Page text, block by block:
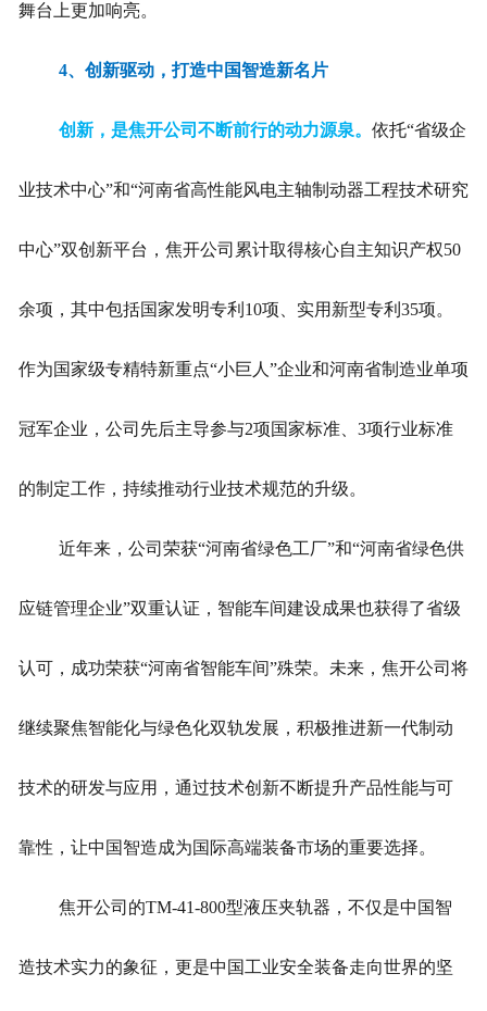
舞台上更加响亮。
4、 创新驱动，打造中国智造新名片
创新，是焦开公司不断前行的动力源泉。 依托“省级企
业技术中心”和“河南省高性能风电主轴制动器工程技术研究
中心”双创新平台，焦开公司累计取得核心自主知识产权50
余项，其中包括国家发明专利10项、实用新型专利35项。
作为国家级专精特新重点“小巨人”企业和河南省制造业单项
冠军企业，公司先后主导参与2项国家标准、3项行业标准
的制定工作，持续推动行业技术规范的升级。
近年来，公司荣获“河南省绿色工厂”和“河南省绿色供
应链管理企业”双重认证，智能车间建设成果也获得了省级
认可，成功荣获“河南省智能车间”殊荣。未来，焦开公司将
继续聚焦智能化与绿色化双轨发展，积极推进新一代制动
技术的研发与应用，通过技术创新不断提升产品性能与可
靠性，让中国智造成为国际高端装备市场的重要选择。
焦开公司的TM-41-800型液压夹轨器，不仅是中国智
造技术实力的象征，更是中国工业安全装备走向世界的坚